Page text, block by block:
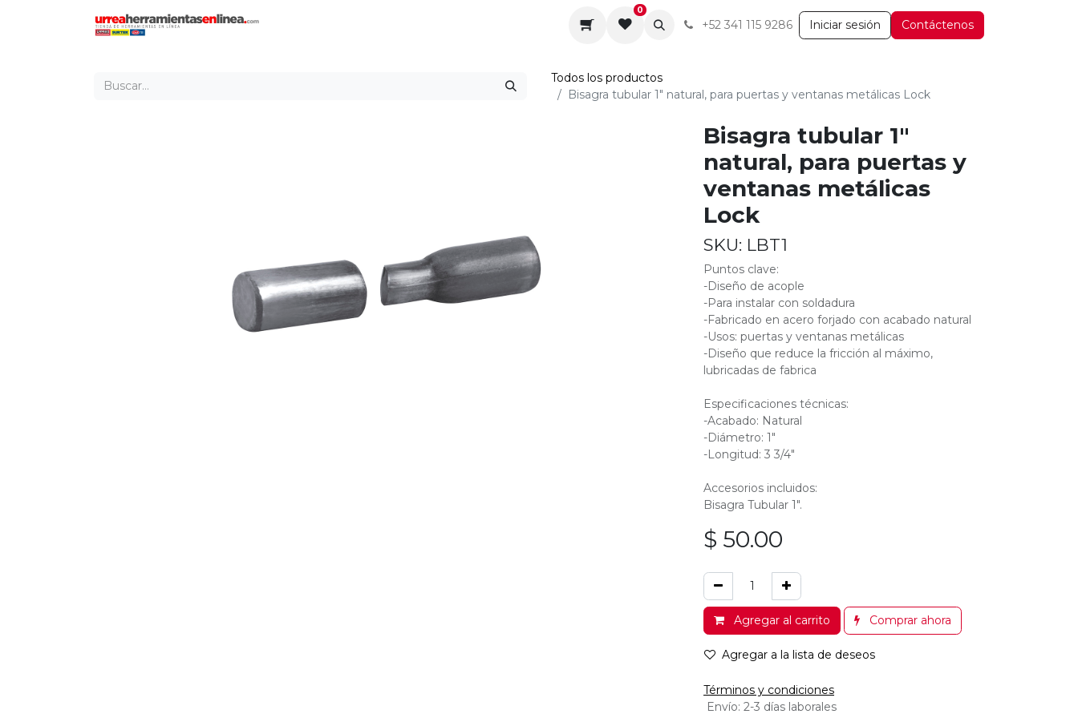
Servicios
0
+52 341 115 9286 Iniciar sesión Contáctenos
Todos los productos
Bisagra tubular 1" natural, para puertas y ventanas metálicas Lock
Bisagra tubular 1"
natural, para puertas y
ventanas metálicas
Lock
SKU: LBT1
Puntos clave:
-Diseño de acople
-Para instalar con soldadura
-Fabricado en acero forjado con acabado natural
-Usos: puertas y ventanas metálicas
-Diseño que reduce la fricción al máximo,
lubricadas de fabrica
Especificaciones técnicas:
-Acabado: Natural
-Diámetro: 1"
-Longitud: 3 3/4"
Accesorios incluidos:
Bisagra Tubular 1".
$ 50.00
Agregar al carrito Comprar ahora
Agregar a la lista de deseos
Términos y condiciones
Envío: 2-3 días laborales